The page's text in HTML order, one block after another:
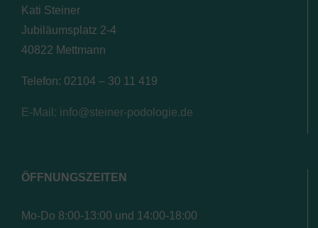
Kati Steiner
Jubiläumsplatz 2-4
40822 Mettmann
Telefon: 02104 – 30 11 419
E-Mail: info@steiner-podologie.de
ÖFFNUNGSZEITEN
Mo-Do 8:00-13:00 und 14:00-18:00